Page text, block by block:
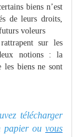
biens n’est
de leurs droits,
voleurs
sur les
notions : la
biens ne sont
télécharger
papier ou vous